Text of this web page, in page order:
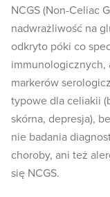
NCGS (Non-Celiac
nadwrażliwość na
odkryto póki co
markerów
typowe dla celiakii
skórna, depresja),
nie badania
choroby, ani też
się NCGS.